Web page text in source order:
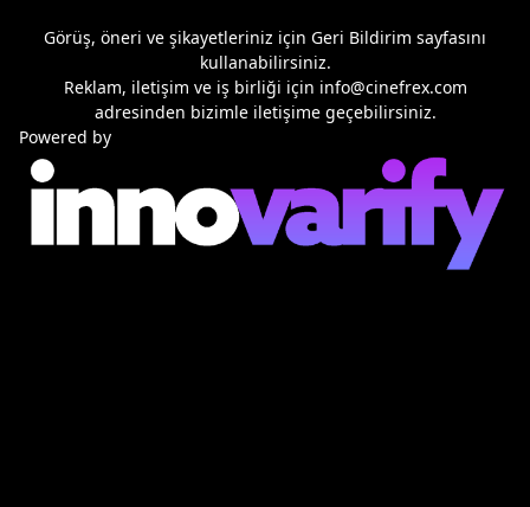
Görüş, öneri ve şikayetleriniz için Geri Bildirim sayfasını
kullanabilirsiniz.
Reklam, iletişim ve iş birliği için info@cinefrex.com
adresinden bizimle iletişime geçebilirsiniz.
Powered by